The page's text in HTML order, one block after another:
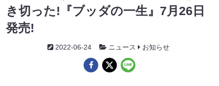
き切った!『ブッダの一生』7月26日
発売!
2022-06-24 ニュース お知らせ